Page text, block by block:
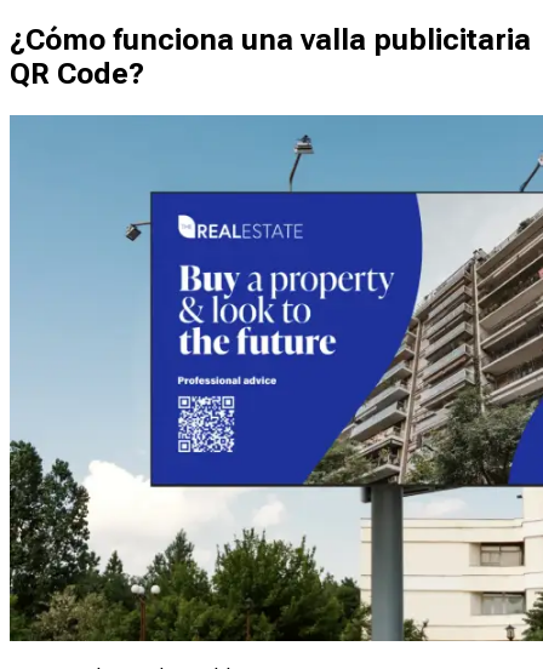
¿Cómo funciona una valla publicitaria
QR Code?